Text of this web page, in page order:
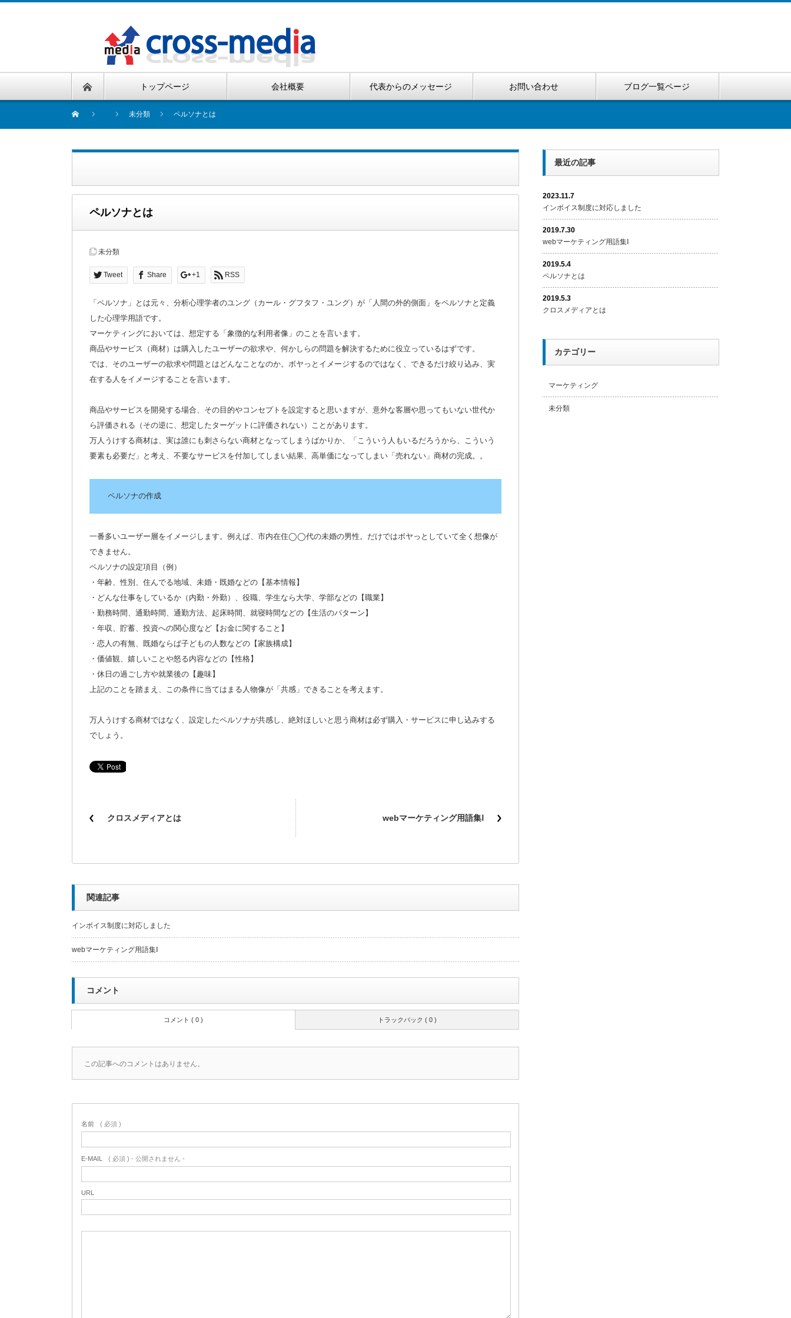
トップページ 会社概要 代表からのメッセージ お問い合わせ ブログ一覧ページ
未分類 ペルソナとは
ペルソナとは
未分類
Tweet Share +1 RSS
「ペルソナ」とは元々、分析心理学者のユング（カール・グフタフ・ユング）が「人間の外的側面」をペルソナと定義
した心理学用語です。
マーケティングにおいては、想定する「象徴的な利用者像」のことを言います。
商品やサービス（商材）は購入したユーザーの欲求や、何かしらの問題を解決するために役立っているはずです。
では、そのユーザーの欲求や問題とはどんなことなのか。ボヤっとイメージするのではなく、できるだけ絞り込み、実
在する人をイメージすることを言います。
商品やサービスを開発する場合、その目的やコンセプトを設定すると思いますが、意外な客層や思ってもいない世代か
ら評価される（その逆に、想定したターゲットに評価されない）ことがあります。
万人うけする商材は、実は誰にも刺さらない商材となってしまうばかりか、「こういう人もいるだろうから、こういう
要素も必要だ」と考え、不要なサービスを付加してしまい結果、高単価になってしまい「売れない」商材の完成。。
ペルソナの作成
一番多いユーザー層をイメージします。例えば、市内在住◯◯代の未婚の男性。だけではボヤっとしていて全く想像が
できません。
ペルソナの設定項目（例）
・年齢、性別、住んでる地域、未婚・既婚などの【基本情報】
・どんな仕事をしているか（内勤・外勤）、役職、学生なら大学、学部などの【職業】
・勤務時間、通勤時間、通勤方法、起床時間、就寝時間などの【生活のパターン】
・年収、貯蓄、投資への関心度など【お金に関すること】
・恋人の有無、既婚ならば子どもの人数などの【家族構成】
・価値観、嬉しいことや怒る内容などの【性格】
・休日の過ごし方や就業後の【趣味】
上記のことを踏まえ、この条件に当てはまる人物像が「共感」できることを考えます。
万人うけする商材ではなく、設定したペルソナが共感し、絶対ほしいと思う商材は必ず購入・サービスに申し込みする
でしょう。
クロスメディアとは webマーケティング用語集Ⅰ
関連記事
インボイス制度に対応しました
webマーケティング用語集Ⅰ
コメント
トラックバック ( 0 )
コメント ( 0 )
この記事へのコメントはありません。
名前 ( 必須 )
E-MAIL ( 必須 ) - 公開されません -
URL
最近の記事
2023.11.7
インボイス制度に対応しました
2019.7.30
webマーケティング用語集Ⅰ
2019.5.4
ペルソナとは
2019.5.3
クロスメディアとは
カテゴリー
マーケティング
未分類